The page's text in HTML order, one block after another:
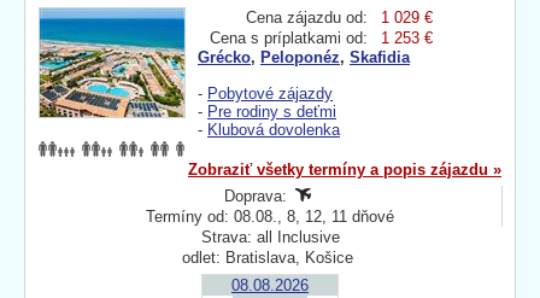
Cena zájazdu od:
1 029 €
Cena s príplatkami od:
1 253 €
Grécko, Peloponéz, Skafidia
- Pobytové zájazdy
- Pre rodiny s deťmi
- Klubová dovolenka
Zobraziť všetky termíny a popis zájazdu »
Doprava:
Termíny od: 08.08., 8, 12, 11 dňové
Strava: all Inclusive
odlet: Bratislava, Košice
08.08.2026